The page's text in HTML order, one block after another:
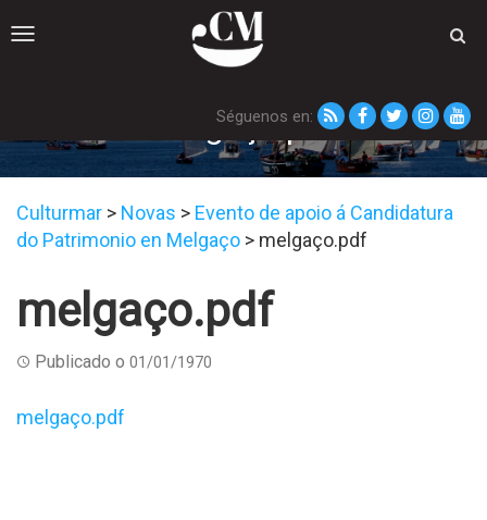
Toggle
Séguenos en:
melgaço.pdf
Culturmar > Novas > Evento de apoio á Candidatura
do Patrimonio en Melgaço > melgaço.pdf
melgaço.pdf
Publicado o 01/01/1970
melgaço.pdf